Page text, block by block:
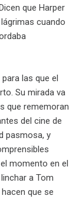
que Harper
cuando
las que el
Su mirada va
que rememoran
del cine de
pasmosa, y
momento en el
a Tom
que se